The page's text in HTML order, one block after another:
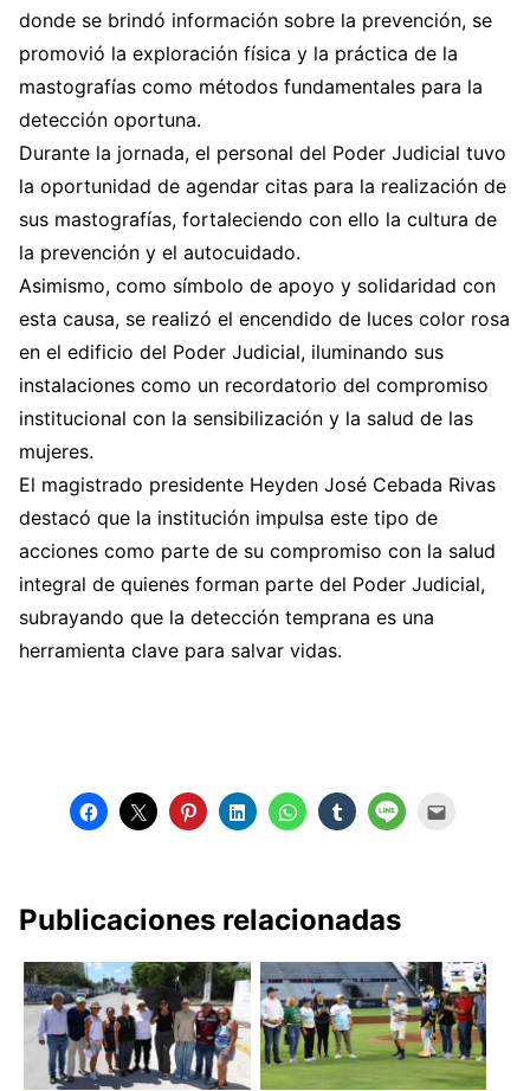
donde se brindó información sobre la prevención, se
promovió la exploración física y la práctica de la
mastografías como métodos fundamentales para la
detección oportuna.
Durante la jornada, el personal del Poder Judicial tuvo
la oportunidad de agendar citas para la realización de
sus mastografías, fortaleciendo con ello la cultura de
la prevención y el autocuidado.
Asimismo, como símbolo de apoyo y solidaridad con
esta causa, se realizó el encendido de luces color rosa
en el edificio del Poder Judicial, iluminando sus
instalaciones como un recordatorio del compromiso
institucional con la sensibilización y la salud de las
mujeres.
El magistrado presidente Heyden José Cebada Rivas
destacó que la institución impulsa este tipo de
acciones como parte de su compromiso con la salud
integral de quienes forman parte del Poder Judicial,
subrayando que la detección temprana es una
herramienta clave para salvar vidas.
Publicaciones relacionadas